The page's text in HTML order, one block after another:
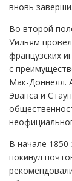
вновь
Во второй
Уильям
французских
с
Мак-Доннелл.
Эванса и
В начале
покинул